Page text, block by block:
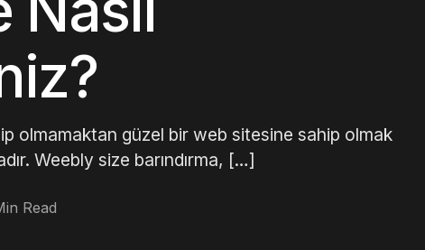
olmamaktan güzel bir web sitesine sahip olmak
Weebly size barındırma, […]
Read